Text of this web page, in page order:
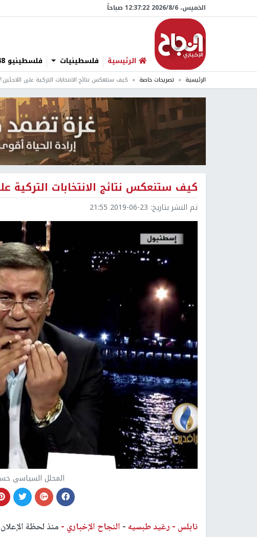
الخميس، 6/‏8/‏2026 12:37:23 صباحاً
الرئيسية فلسطينيات فلسطينيو 48
الرئيسية تصريحات خاصة كيف ستنعكس نتائج الانتخابات التركية على اللاجئين؟
كيف ستنعكس نتائج الانتخابات التركية
تم النشر بتاريخ: 2019-06-23 21:55
المحلل السياسي
نابلس - رغيد طبسيه- النجاح الإخباري - منذ لحظة